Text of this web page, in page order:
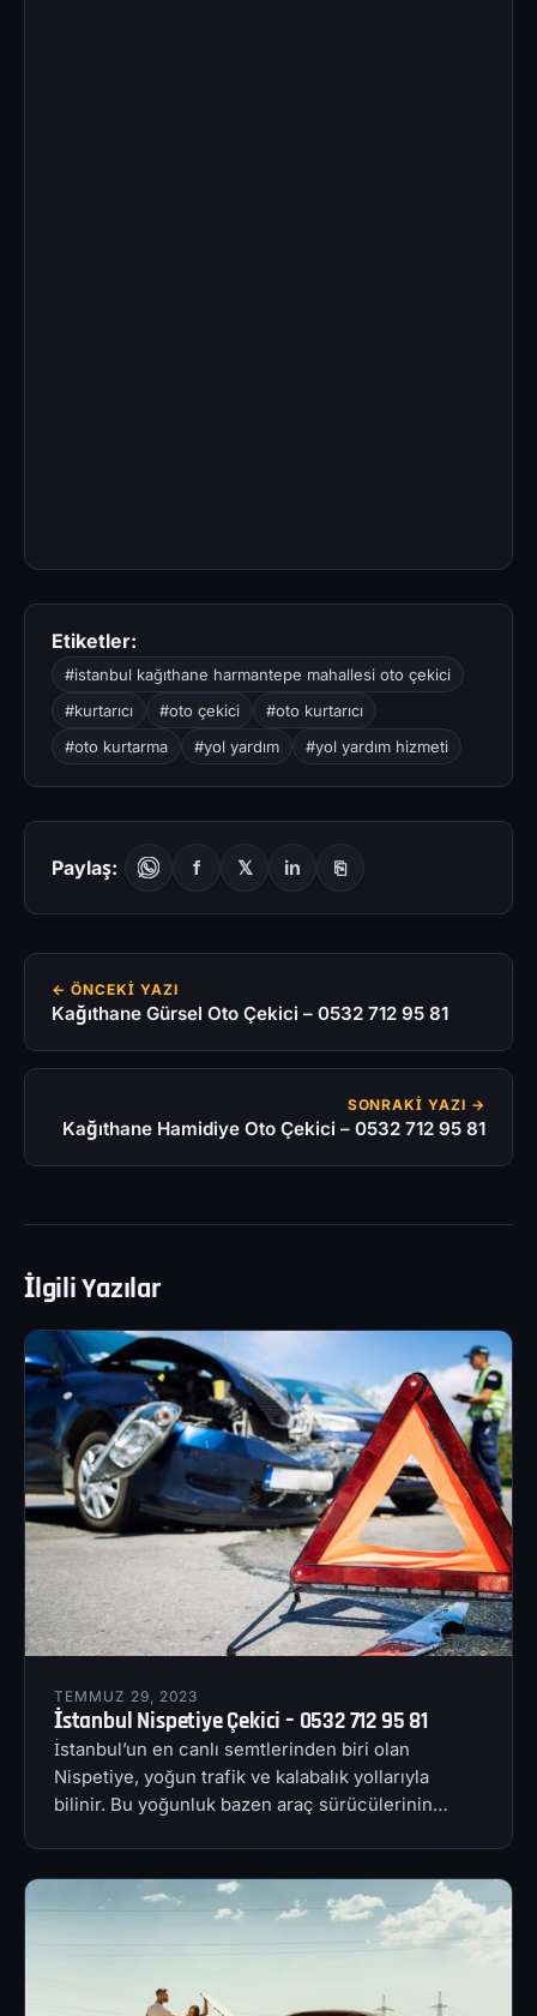
Etiketler:
#istanbul kağıthane harmantepe mahallesi oto çekici
#kurtarıcı
#oto çekici
#oto kurtarıcı
#oto kurtarma
#yol yardım #yol yardım hizmeti
Paylaş: f 𝕏 in ⎘
← ÖNCEKI YAZI
Kağıthane Gürsel Oto Çekici – 0532 712 95 81
SONRAKI YAZI →
Kağıthane Hamidiye Oto Çekici – 0532 712 95 81
İlgili Yazılar
TEMMUZ 29, 2023
İstanbul Nispetiye Çekici – 0532 712 95 81
İstanbul’un en canlı semtlerinden biri olan
Nispetiye, yoğun trafik ve kalabalık yollarıyla
bilinir. Bu yoğunluk bazen araç sürücülerinin…